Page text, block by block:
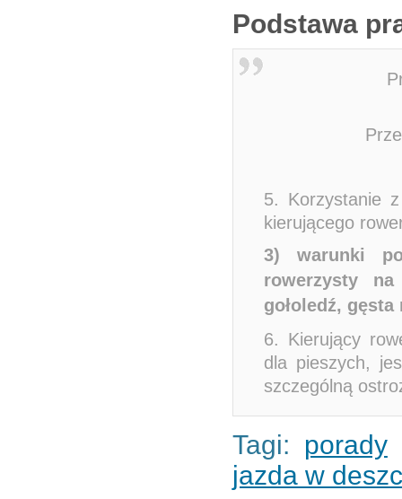
Podstawa
5. Korzystanie
kierującego
3) warunki
rowerzysty
gołoledź,
6. Kierujący
dla pieszych,
szczególną
Tagi: porady
jazda w